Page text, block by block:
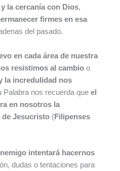
la cercanía con Dios,
firmes en esa
del pasado.
en cada área de nuestra
resistimos al cambio o
la incredulidad nos
Palabra nos recuerda queel
en nosotros la
de Jesucristo (Filipenses
intentará hacernos
dudas o tentaciones para